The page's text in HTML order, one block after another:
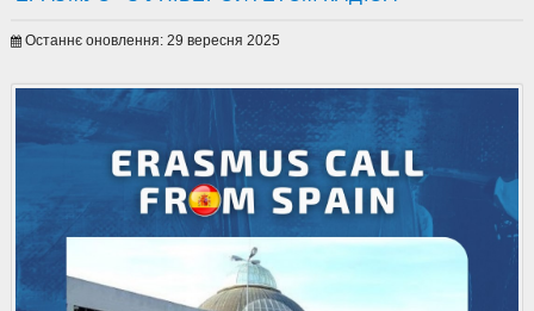
Останнє оновлення: 29 вересня 2025